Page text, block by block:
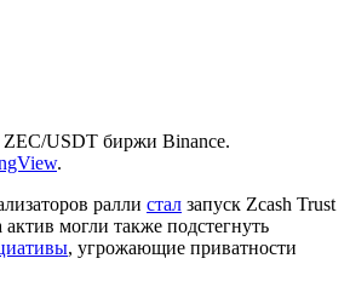
ZEC/USDT биржи Binance.
.
ралли стал запуск Zcash Trust
могли также подстегнуть
, угрожающие приватности